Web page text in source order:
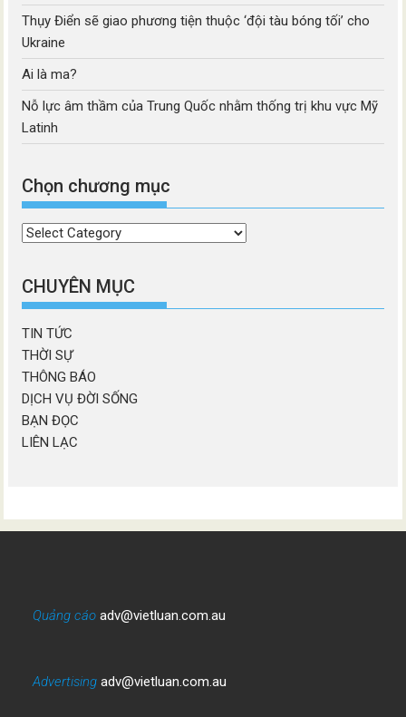
Thụy Điển sẽ giao phương tiện thuộc ‘đội tàu bóng tối’ cho
Ukraine
Ai là ma?
Nỗ lực âm thầm của Trung Quốc nhằm thống trị khu vực Mỹ
Latinh
Chọn chương mục
Chọn
mục
CHUYÊN MỤC
TIN TỨC
THỜI SỰ
THÔNG BÁO
DỊCH VỤ ĐỜI SỐNG
BẠN ĐỌC
LIÊN LẠC
Quảng cáo adv@vietluan.com.au
Advertising adv@vietluan.com.au